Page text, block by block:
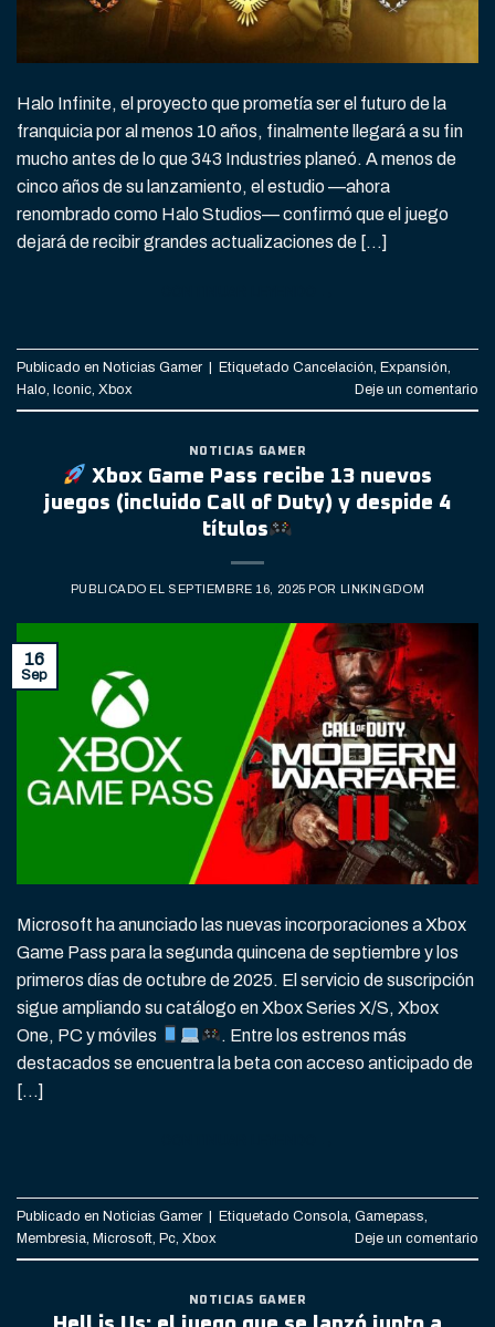
Halo Infinite, el proyecto que prometía ser el futuro de la
franquicia por al menos 10 años, finalmente llegará a su fin
mucho antes de lo que 343 Industries planeó. A menos de
cinco años de su lanzamiento, el estudio —ahora
renombrado como Halo Studios— confirmó que el juego
dejará de recibir grandes actualizaciones de […]
Publicado en Noticias Gamer Etiquetado Cancelación, Expansión,
Halo, Iconic, Xbox Deje un comentario
NOTICIAS GAMER
Xbox Game Pass recibe 13 nuevos
juegos (incluido Call of Duty) y despide 4
títulos
PUBLICADO EL SEPTIEMBRE 16, 2025 POR LINKINGDOM
16
Sep
Microsoft ha anunciado las nuevas incorporaciones a Xbox
Game Pass para la segunda quincena de septiembre y los
primeros días de octubre de 2025. El servicio de suscripción
sigue ampliando su catálogo en Xbox Series X/S, Xbox
One, PC y móviles
. Entre los estrenos más
destacados se encuentra la beta con acceso anticipado de
[…]
Publicado en Noticias Gamer Etiquetado Consola, Gamepass,
Membresia, Microsoft, Pc, Xbox Deje un comentario
NOTICIAS GAMER